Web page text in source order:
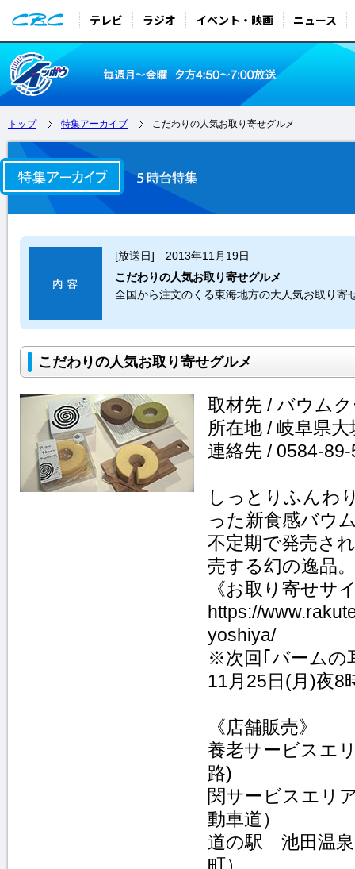
テレビ ラジオ イベント・映画 ニュース
トップ 特集アーカイブ こだわりの人気お取り寄せグルメ
[放送日] 2013年11月19日
こだわりの人気お取り寄せグルメ
全国から注文のくる東海地方の大人気お取り寄
こだわりの人気お取り寄せグルメ
取材先 / バウム
所在地 / 岐阜県
連絡先 / 0584-
しっとりふんわ
った新食感バウ
不定期で発売さ
売する幻の逸品。
《お取り寄せサ
https://
yoshiya/
※次回｢バームの
11月25日(月)夜8
《店舗販売》
養老サービスエ
路)
関サービスエリ
動車道）
道の駅 池田